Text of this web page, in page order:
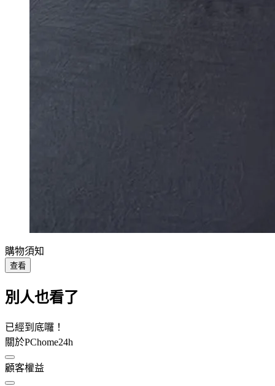
購物須知
查看
別人也看了
已經到底囉！
關於PChome24h
顧客權益